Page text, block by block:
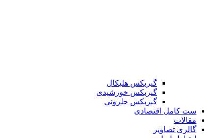
گیربکس هلیکال
گیربکس خورشیدی
گیربکس حلزونی
ست کامل اقتصادی
مقالات
گالری تصاویر